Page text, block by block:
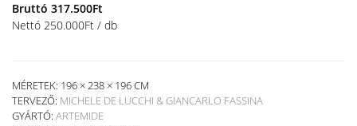
Bruttó 317.500Ft
Nettó 250.000Ft / db
MÉRETEK: 196 × 238 × 196 CM
TERVEZŐ: MICHELE DE LUCCHI & GIANCARLO FASSINA
GYÁRTÓ: ARTEMIDE